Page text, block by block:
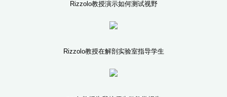
Rizzolo教授演示如何测试视野
Rizzolo教授在解剖实验室指导学生